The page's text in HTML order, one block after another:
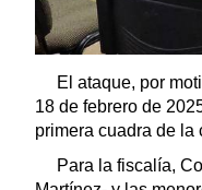
El ataque, por
18 de febrero de
primera cuadra de la
Para la fiscalía,